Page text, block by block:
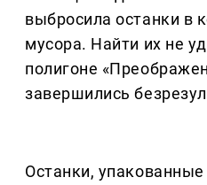
выбросила останки в
мусора. Найти их не
полигоне
завершились
Останки,